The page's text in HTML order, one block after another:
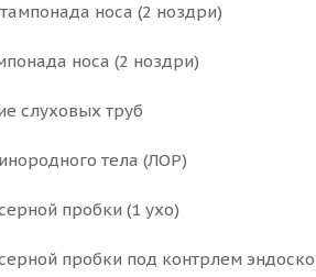
носа (2 ноздри)
носа (2 ноздри)
слуховых труб
тела (ЛОР)
пробки (1 ухо)
пробки под контрлем